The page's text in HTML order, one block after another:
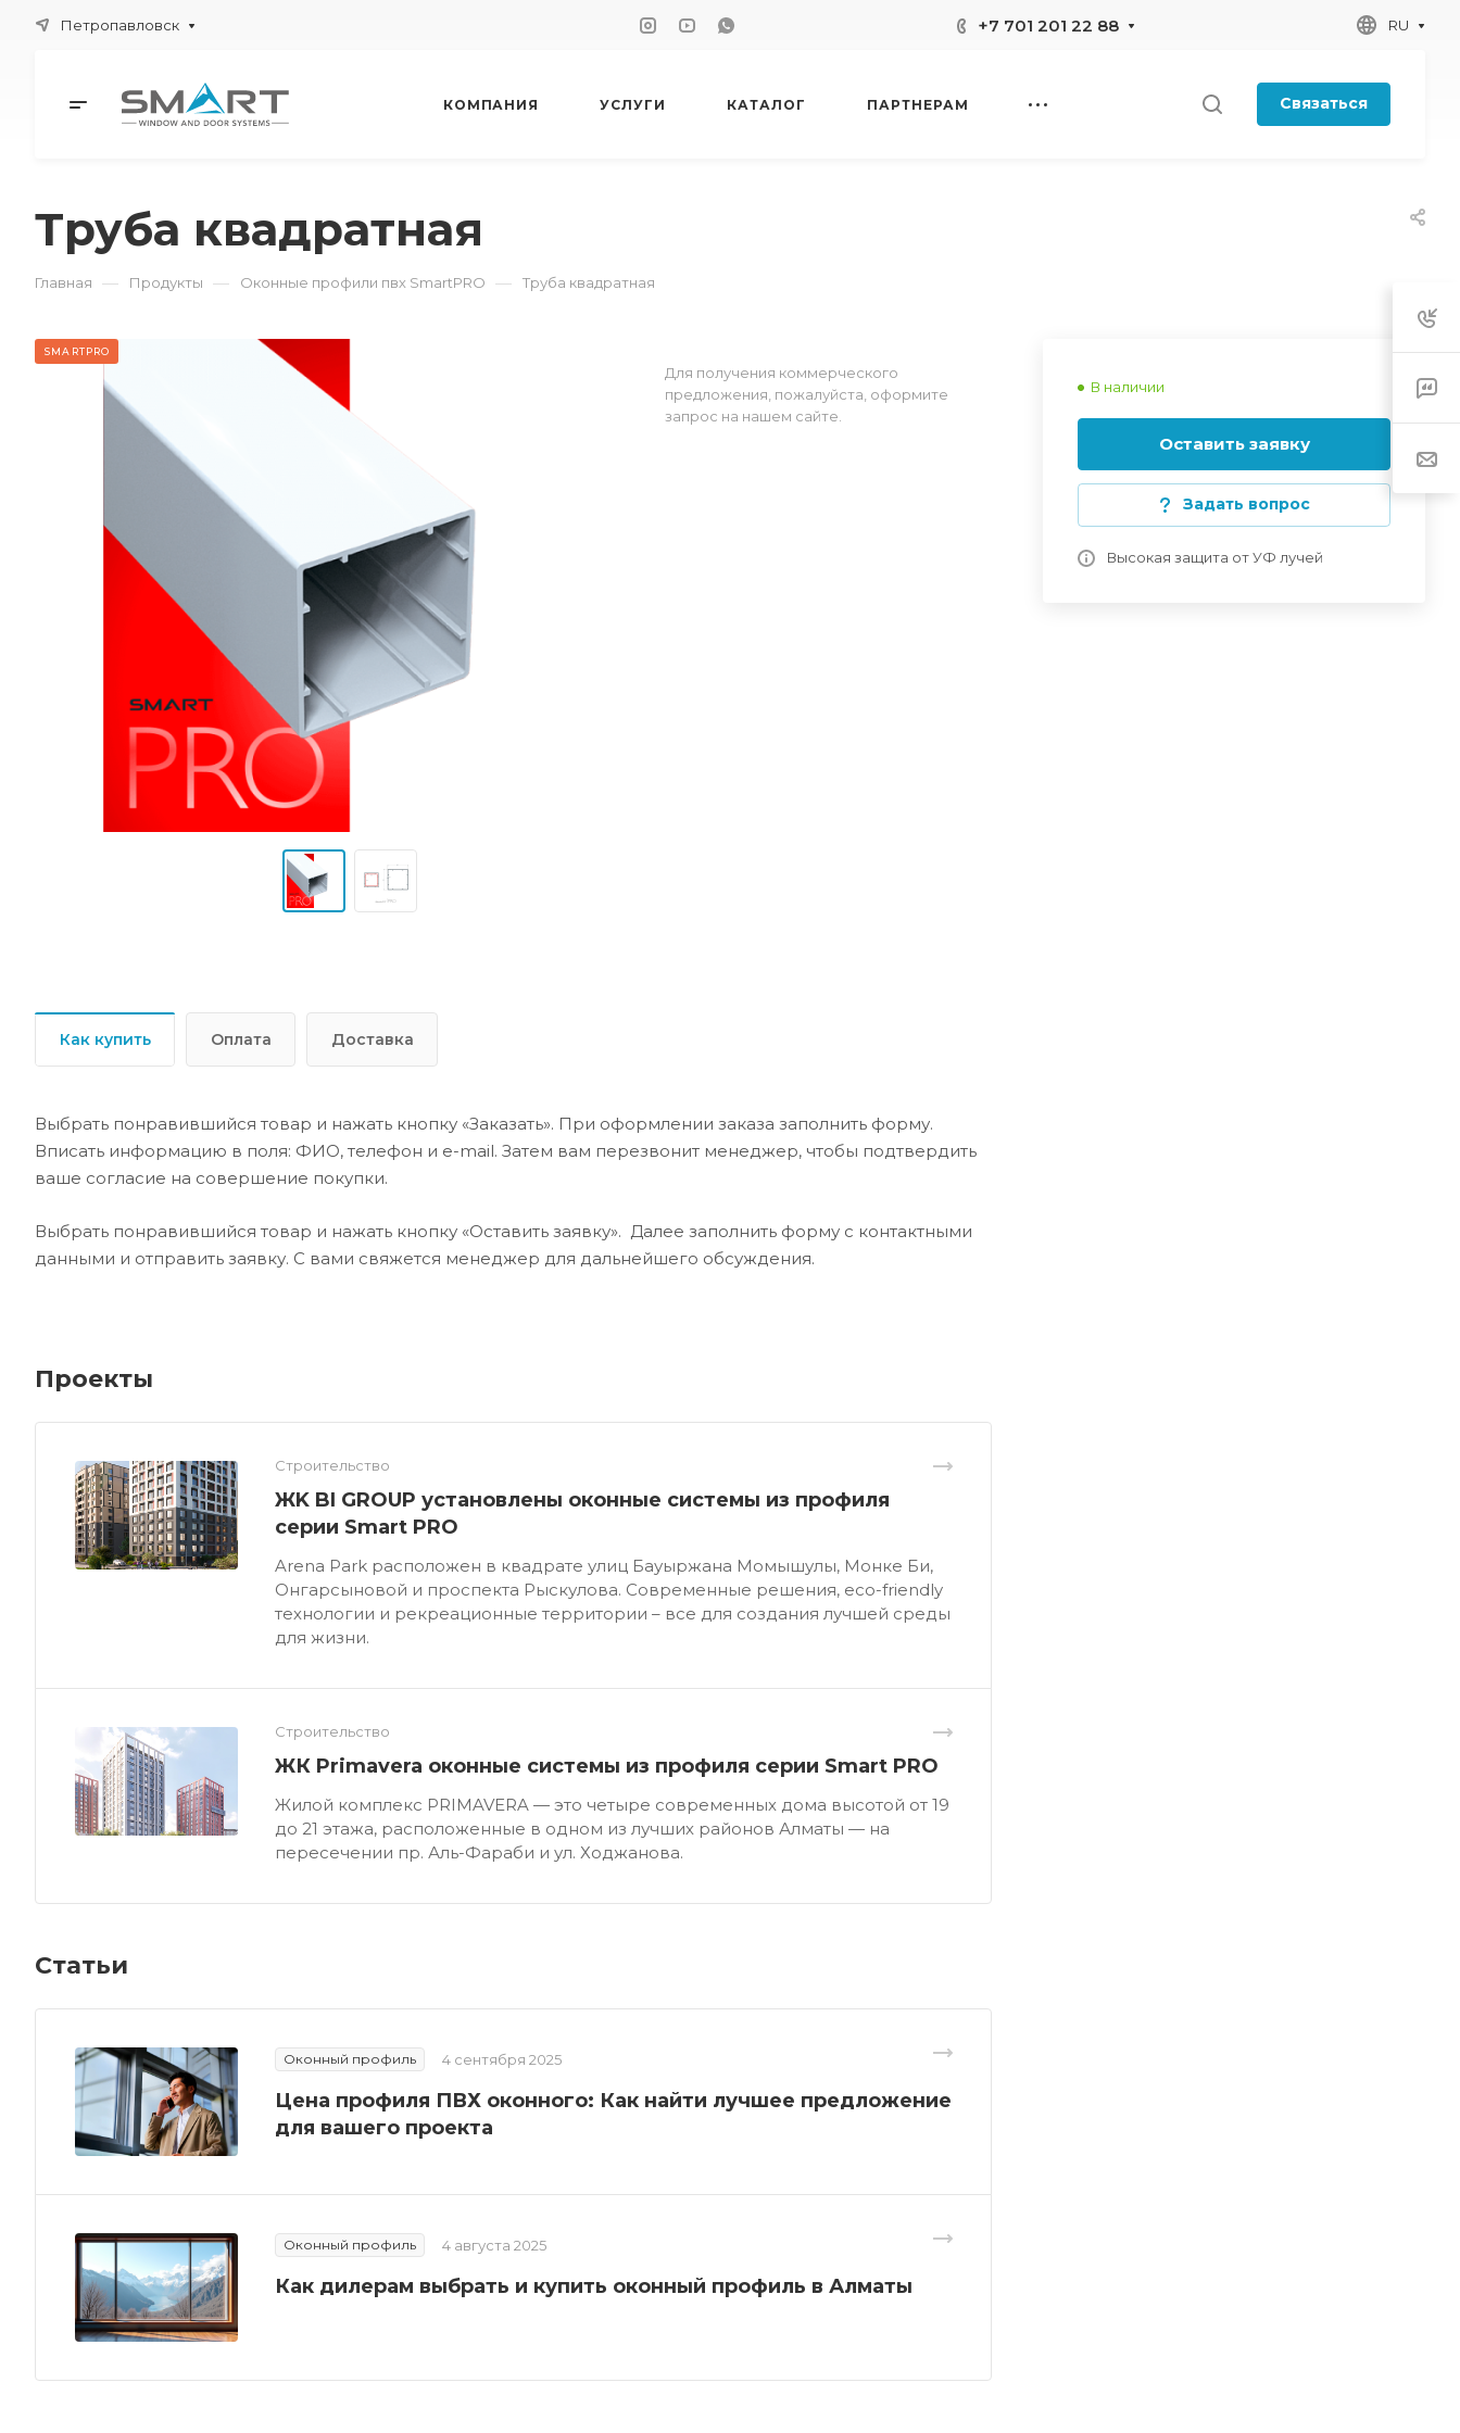
Петропавловск +7 701 201 22 88 RU
КОМПАНИЯ УСЛУГИ КАТАЛОГ ПАРТНЕРАМ Связаться
Труба квадратная
Главная — Продукты — Оконные профили пвх SmartPRO — Труба квадратная
В наличии
Оставить заявку
Задать вопрос
Высокая защита от УФ лучей
SMARTPRO
Для получения коммерческого
предложения, пожалуйста, оформите
запрос на нашем сайте.
Как купить Оплата Доставка
Выбрать понравившийся товар и нажать кнопку «Заказать». При оформлении заказа заполнить форму.
Вписать информацию в поля: ФИО, телефон и e-mail. Затем вам перезвонит менеджер, чтобы подтвердить
ваше согласие на совершение покупки.
Выбрать понравившийся товар и нажать кнопку «Оставить заявку». Далее заполнить форму с контактными
данными и отправить заявку. С вами свяжется менеджер для дальнейшего обсуждения.
Проекты
Строительство
ЖK BI GROUP установлены оконные системы из профиля
серии Smart PRO
Arena Park расположен в квадрате улиц Бауыржана Момышулы, Монке Би,
Онгарсыновой и проспекта Рыскулова. Современные решения, eco-friendly
технологии и рекреационные территории – все для создания лучшей среды
для жизни.
Строительство
ЖК Primavera оконные системы из профиля серии Smart PRO
Жилой комплекс PRIMAVERA — это четыре современных дома высотой от 19
до 21 этажа, расположенные в одном из лучших районов Алматы — на
пересечении пр. Аль-Фараби и ул. Ходжанова.
Статьи
Оконный профиль 4 сентября 2025
Цена профиля ПВХ оконного: Как найти лучшее предложение
для вашего проекта
Оконный профиль 4 августа 2025
Как дилерам выбрать и купить оконный профиль в Алматы